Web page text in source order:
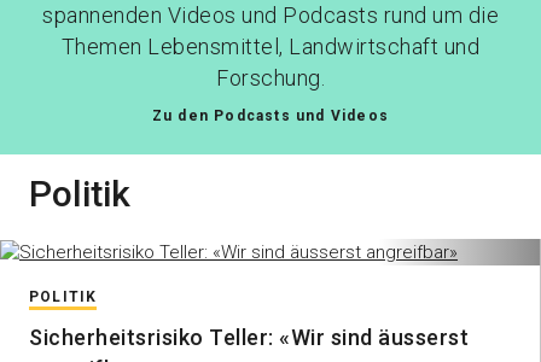
spannenden Videos und Podcasts rund um die
Themen Lebensmittel, Landwirtschaft und
Forschung.
Zu den Podcasts und Videos
Politik
POLITIK
Sicherheitsrisiko Teller: «Wir sind äusserst